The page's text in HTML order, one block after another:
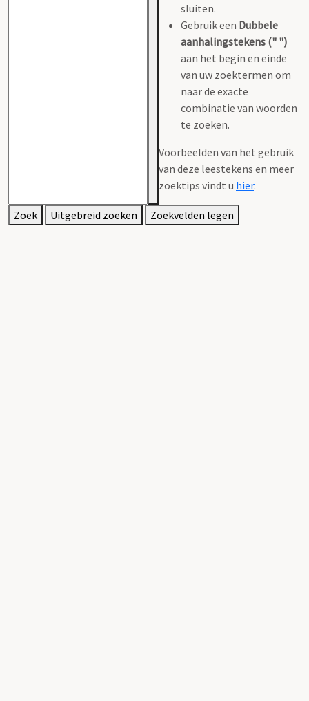
sluiten.
Gebruik een Dubbele
aanhalingstekens (" ")
aan het begin en einde
van uw zoektermen om
naar de exacte
combinatie van woorden
te zoeken.
Voorbeelden van het gebruik
van deze leestekens en meer
zoektips vindt u hier.
Zoek Uitgebreid zoeken Zoekvelden legen